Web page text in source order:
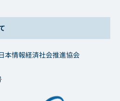
本情報経済社会推進協会